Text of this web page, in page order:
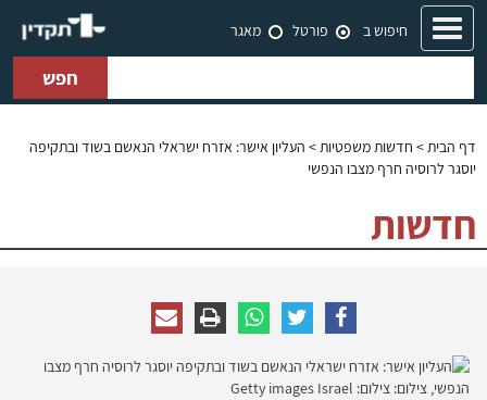
Toggle
navigation
חיפוש ב פורטל מאגר
חפש
דף הבית> חדשות משפטיות> העליון אישר: אזרח ישראלי הנאשם בשוד ובתקיפה
יוסגר לרוסיה חרף מצבו הנפשי
חדשות